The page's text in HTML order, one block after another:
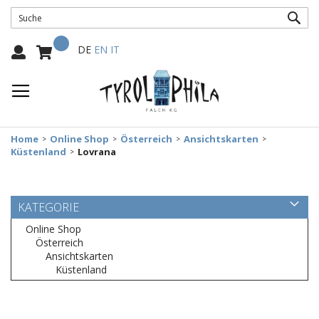
Mein Warenkorb
Select
DE EN IT
Home Online Shop Österreich
Ansichtskarten
Küstenland
Lovrana
KATEGORIE
Online Shop
Österreich
Ansichtskarten
Küstenland